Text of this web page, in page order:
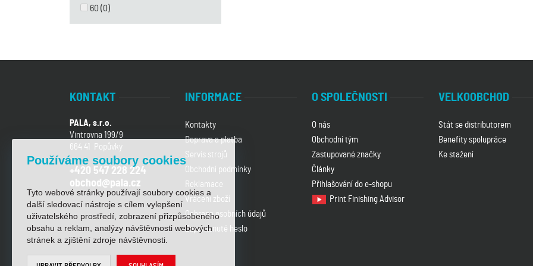
60 (0)
KONTAKT
PALA, s.r.o.
Vintrovna 199/9
664 41 Popůvky
+420 547 228 224
obchod@pala.cz
INFORMACE
Kontakty
Doprava a platba
Servis strojů
Obchodní podmínky
Reklamace
Vrácení zboží
Ochrana osobních údajů
Zapomenuté heslo
O SPOLEČNOSTI
O nás
Obchodní tým
Zastupované značky
Články
Přihlašování do e-shopu
Print Finishing Advisor
VELKOOBCHOD
Stát se distributorem
Benefity spolupráce
Ke stažení
Používáme soubory cookies
Tyto webové stránky používají soubory cookies a
další sledovací nástroje s cílem vylepšení
uživatelského prostředí, zobrazení přizpůsobeného
obsahu a reklam, analýzy návštěvnosti webových
stránek a zjištění zdroje návštěvnosti.